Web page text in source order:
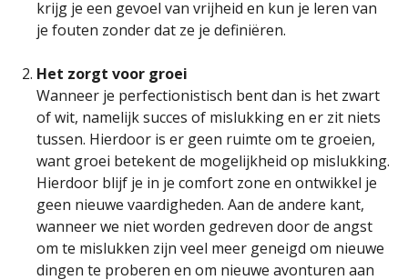
krijg je een gevoel van vrijheid en kun je leren van
je fouten zonder dat ze je definiëren.
Het zorgt voor groei
Wanneer je perfectionistisch bent dan is het zwart
of wit, namelijk succes of mislukking en er zit niets
tussen. Hierdoor is er geen ruimte om te groeien,
want groei betekent de mogelijkheid op mislukking.
Hierdoor blijf je in je comfort zone en ontwikkel je
geen nieuwe vaardigheden. Aan de andere kant,
wanneer we niet worden gedreven door de angst
om te mislukken zijn veel meer geneigd om nieuwe
dingen te proberen en om nieuwe avonturen aan